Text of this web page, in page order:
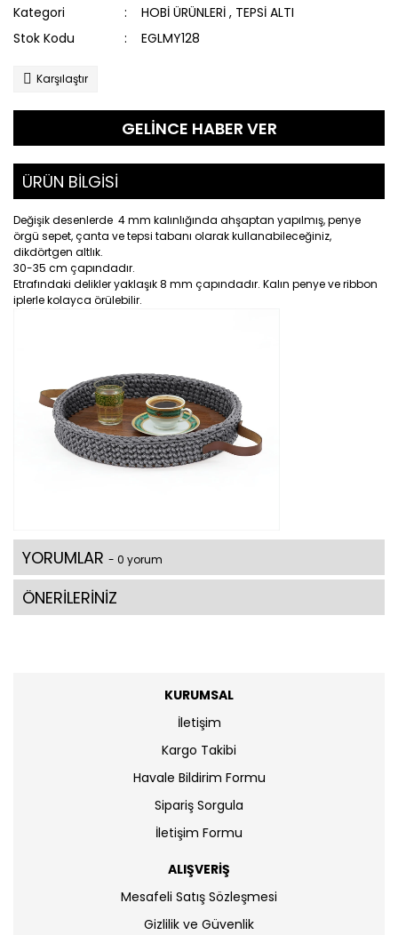
Kategori
HOBİ ÜRÜNLERİ , TEPSİ ALTI
Stok Kodu
EGLMY128
Karşılaştır
GELİNCE HABER VER
ÜRÜN BİLGİSİ
Değişik desenlerde 4 mm kalınlığında ahşaptan yapılmış, penye
örgü sepet, çanta ve tepsi tabanı olarak kullanabileceğiniz,
dikdörtgen altlık.
30-35 cm çapındadır.
Etrafındaki delikler yaklaşık 8 mm çapındadır. Kalın penye ve ribbon
iplerle kolayca örülebilir.
YORUMLAR - 0 yorum
ÖNERİLERİNİZ
KURUMSAL
İletişim
Kargo Takibi
Havale Bildirim Formu
Sipariş Sorgula
İletişim Formu
ALIŞVERİŞ
Mesafeli Satış Sözleşmesi
Gizlilik ve Güvenlik